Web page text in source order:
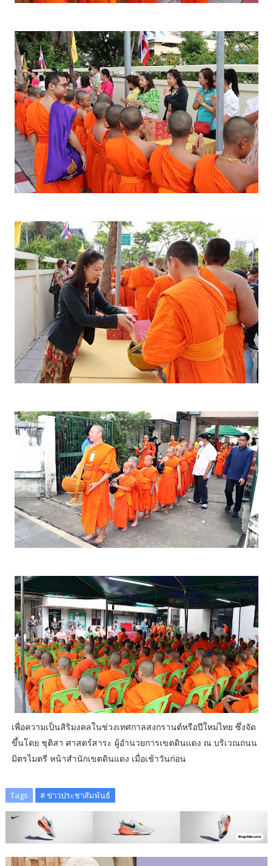
เพื่อความเป็นสิริมงคลในช่วงเทศกาลสงกรานต์หรือปีใหม่ไทย ซึ่งจัด
ขึ้นโดย ชุติสา ศาสตร์สาระ ผู้อำนวยการเขตดินแดง ณ บริเวณถนน
มิตรไมตรี หน้าสำนักเขตดินแดง เมื่อเช้าวันก่อน
Tags # ข่าวประชาสัมพันธ์